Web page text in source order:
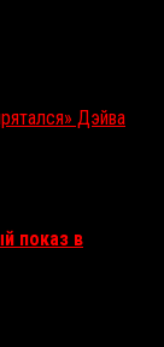
Дэйва
показ в